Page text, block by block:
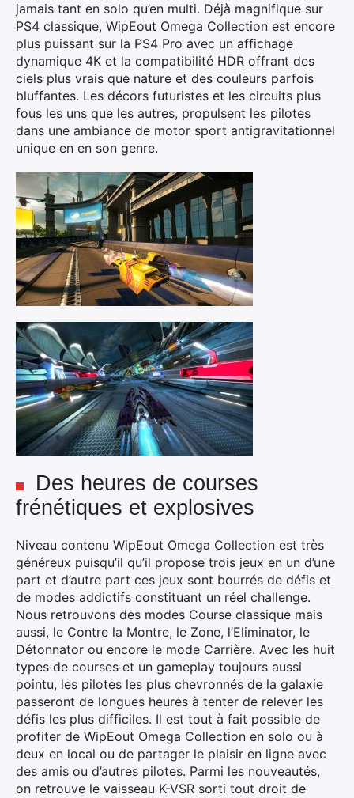
jamais tant en solo qu’en multi. Déjà magnifique sur
PS4 classique, WipEout Omega Collection est encore
plus puissant sur la PS4 Pro avec un affichage
dynamique 4K et la compatibilité HDR offrant des
ciels plus vrais que nature et des couleurs parfois
bluffantes. Les décors futuristes et les circuits plus
fous les uns que les autres, propulsent les pilotes
dans une ambiance de motor sport antigravitationnel
unique en en son genre.
Des heures de courses
frénétiques et explosives
Niveau contenu WipEout Omega Collection est très
généreux puisqu’il qu’il propose trois jeux en un d’une
part et d’autre part ces jeux sont bourrés de défis et
de modes addictifs constituant un réel challenge.
Nous retrouvons des modes Course classique mais
aussi, le Contre la Montre, le Zone, l’Eliminator, le
Détonnator ou encore le mode Carrière. Avec les huit
types de courses et un gameplay toujours aussi
pointu, les pilotes les plus chevronnés de la galaxie
passeront de longues heures à tenter de relever les
défis les plus difficiles. Il est tout à fait possible de
profiter de WipEout Omega Collection en solo ou à
deux en local ou de partager le plaisir en ligne avec
des amis ou d’autres pilotes. Parmi les nouveautés,
on retrouve le vaisseau K-VSR sorti tout droit de